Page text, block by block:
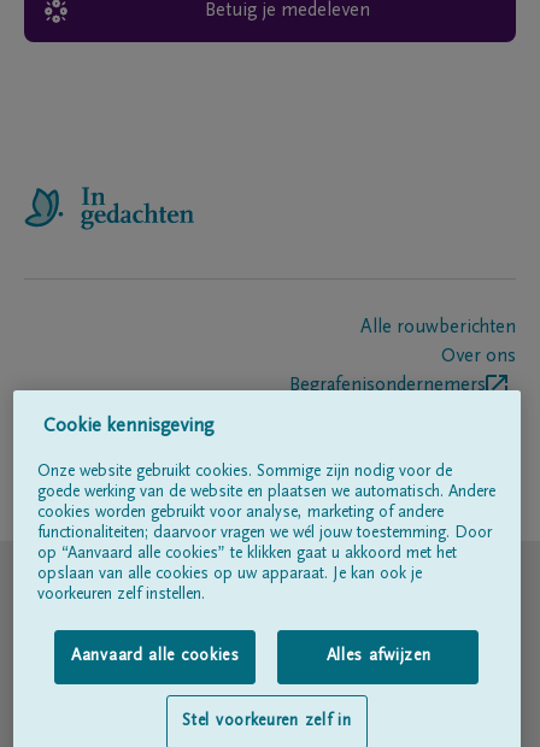
Betuig je medeleven
Alle rouwberichten
Over ons
Begrafenisondernemers
Volg ons op
© DELA
Gebruiksvoorwaarden
Privacyverklaring
Toegankelijkheidsverklaring
Cookie kennisgeving
Onze website gebruikt cookies. Sommige zijn nodig voor de
goede werking van de website en plaatsen we automatisch. Andere
cookies worden gebruikt voor analyse, marketing of andere
functionaliteiten; daarvoor vragen we wél jouw toestemming. Door
op “Aanvaard alle cookies” te klikken gaat u akkoord met het
opslaan van alle cookies op uw apparaat. Je kan ook je
voorkeuren zelf instellen.
Aanvaard alle cookies Alles afwijzen
Stel voorkeuren zelf in